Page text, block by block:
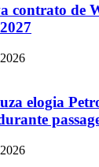
contrato de
elogia